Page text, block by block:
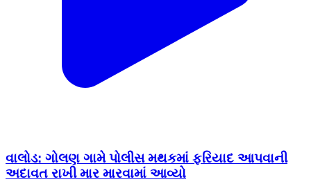
વાલોડ: ગોલણ ગામે પોલીસ મથકમાં ફરિયાદ આપવાની
અદાવત રાખી માર મારવામાં આવ્યો